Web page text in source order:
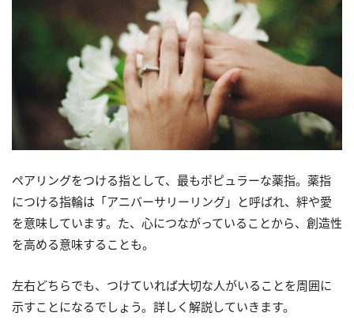
ペアリングをつける指として、最もポピュラーな薬指。薬指
につける指輪は「アニバーサリーリング」と呼ばれ、絆や愛
を意味しています。た、心につながっていることから、創造性
を高める意味することも。
左右どちらでも、つけていれば大切な人がいることを周囲に
示すことになるでしょう。詳しく解説していきます。